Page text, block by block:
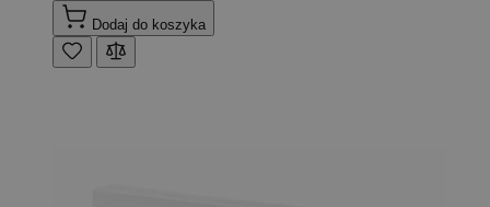
Dodaj do koszyka